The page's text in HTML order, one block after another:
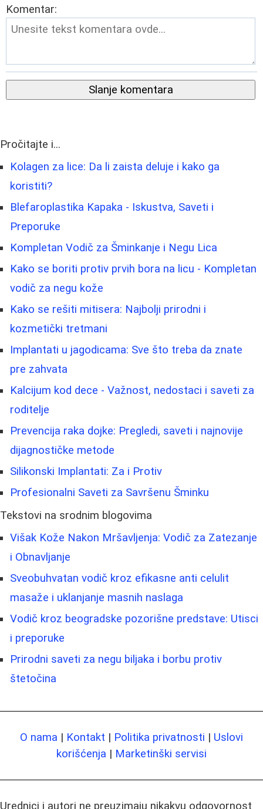
Komentar:
Slanje komentara
Pročitajte i...
Kolagen za lice: Da li zaista deluje i kako ga
koristiti?
Blefaroplastika Kapaka - Iskustva, Saveti i
Preporuke
Kompletan Vodič za Šminkanje i Negu Lica
Kako se boriti protiv prvih bora na licu - Kompletan
vodič za negu kože
Kako se rešiti mitisera: Najbolji prirodni i
kozmetički tretmani
Implantati u jagodicama: Sve što treba da znate
pre zahvata
Kalcijum kod dece - Važnost, nedostaci i saveti za
roditelje
Prevencija raka dojke: Pregledi, saveti i najnovije
dijagnostičke metode
Silikonski Implantati: Za i Protiv
Profesionalni Saveti za Savršenu Šminku
Tekstovi na srodnim blogovima
Višak Kože Nakon Mršavljenja: Vodič za Zatezanje
i Obnavljanje
Sveobuhvatan vodič kroz efikasne anti celulit
masaže i uklanjanje masnih naslaga
Vodič kroz beogradske pozorišne predstave: Utisci
i preporuke
Prirodni saveti za negu biljaka i borbu protiv
štetočina
O nama | Kontakt | Politika privatnosti | Uslovi
korišćenja | Marketinški servisi
Urednici i autori ne preuzimaju nikakvu odgovornost